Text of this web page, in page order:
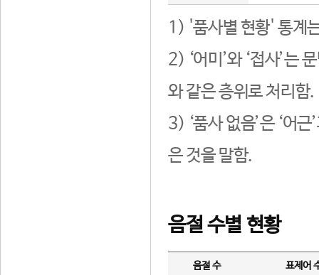
1) '품사별 현황' 통계
2) ‘어미’와 ‘접사’는
와 같은 층위로 처리함.
3) ‘품사 없음’은 ‘어
은 것을 말함.
음절 수별 현황
음절 수 표제어